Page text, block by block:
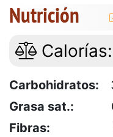
Nutrición
Calorías:
Carbohidratos:
Grasa sat.:
Fibras: